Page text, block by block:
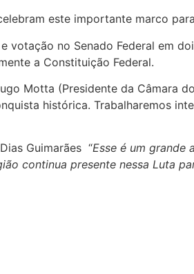
este importante marco
votação no Senado Federal em
a Constituição Federal.
Motta (Presidente da Câmara
histórica. Trabalharemos
Guimarães “Esse é um grande
continua presente nessa Luta